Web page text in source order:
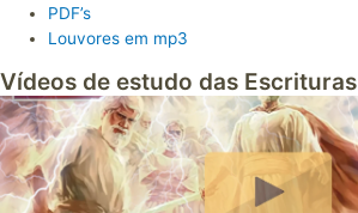
PDF’s
Louvores em mp3
Vídeos de estudo das Escrituras